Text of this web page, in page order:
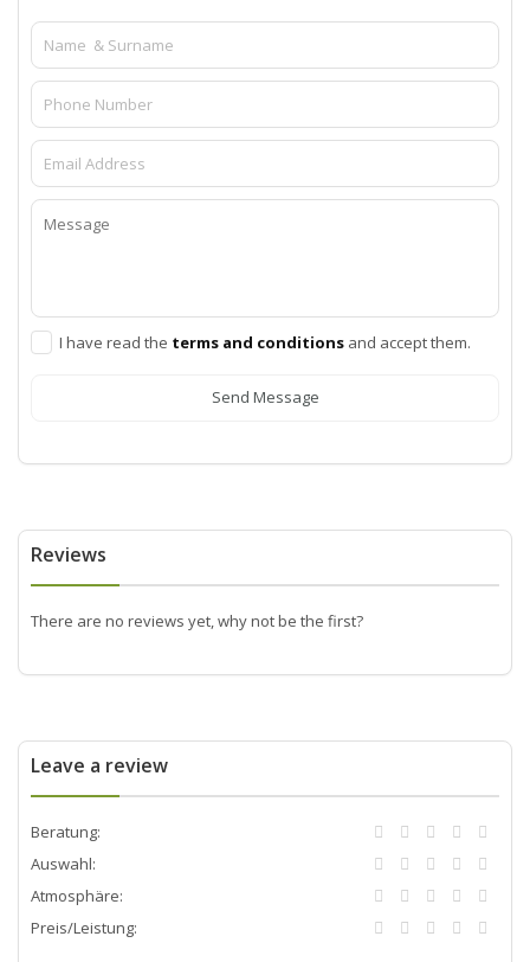
I have read the terms and conditions and accept them.
Send Message
Reviews
There are no reviews yet, why not be the first?
Leave a review
Beratung:
Auswahl:
Atmosphäre:
Preis/Leistung: